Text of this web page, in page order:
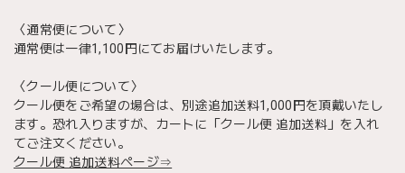
〈通常便について〉
通常便は一律1,100円にてお届けいたします。
〈クール便について〉
クール便をご希望の場合は、別途追加送料1,000円を頂戴いたし
ます。恐れ入りますが、カートに「クール便 追加送料」を入れ
てご注文ください。
クール便 追加送料ページ⇒